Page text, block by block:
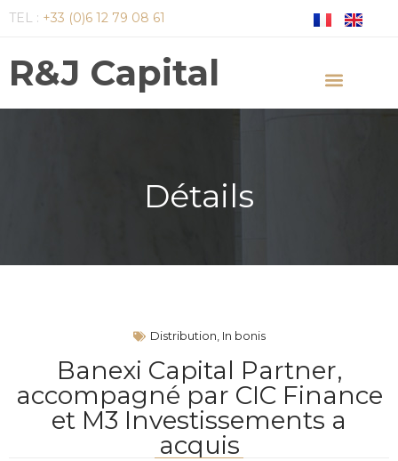
TEL : +33 (0)6 12 79 08 61
R&J Capital
Détails
Distribution In bonis
Banexi Capital Partner,
accompagné par CIC Finance
et M3 Investissements a
acquis